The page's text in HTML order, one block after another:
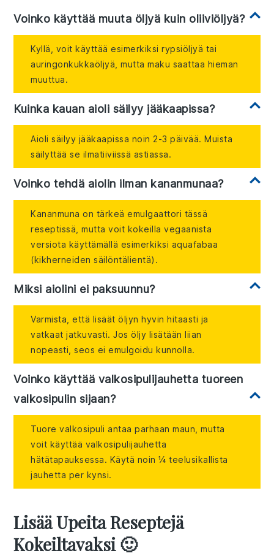
Voinko käyttää muuta öljyä kuin oliiviöljyä?
Kyllä, voit käyttää esimerkiksi rypsiöljyä tai
auringonkukkaöljyä, mutta maku saattaa hieman
muuttua.
Kuinka kauan aioli säilyy jääkaapissa?
Aioli säilyy jääkaapissa noin 2-3 päivää. Muista
säilyttää se ilmatiiviissä astiassa.
Voinko tehdä aiolin ilman kananmunaa?
Kananmuna on tärkeä emulgaattori tässä
reseptissä, mutta voit kokeilla vegaanista
versiota käyttämällä esimerkiksi aquafabaa
(kikherneiden säilöntälientä).
Miksi aiolini ei paksuunnu?
Varmista, että lisäät öljyn hyvin hitaasti ja
vatkaat jatkuvasti. Jos öljy lisätään liian
nopeasti, seos ei emulgoidu kunnolla.
Voinko käyttää valkosipulijauhetta tuoreen
valkosipulin sijaan?
Tuore valkosipuli antaa parhaan maun, mutta
voit käyttää valkosipulijauhetta
hätätapauksessa. Käytä noin ¼ teelusikallista
jauhetta per kynsi.
Lisää Upeita Reseptejä
Kokeiltavaksi 🙂